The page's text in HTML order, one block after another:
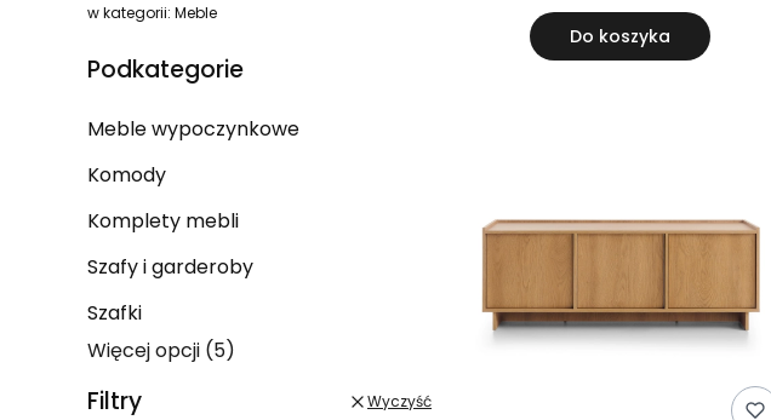
w kategorii: Meble
Podkategorie
Meble wypoczynkowe
Komody
Komplety mebli
Szafy i garderoby
Szafki
Więcej opcji (5)
Filtry Wyczyść
Do koszyka